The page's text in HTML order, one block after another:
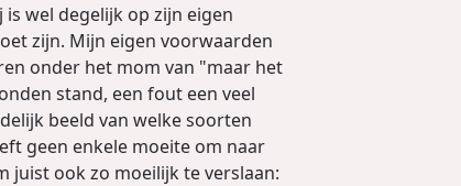
wel degelijk op zijn eigen
zijn. Mijn eigen voorwaarden
onder het mom van "maar het
stand, een fout een veel
beeld van welke soorten
geen enkele moeite om naar
juist ook zo moeilijk te verslaan: